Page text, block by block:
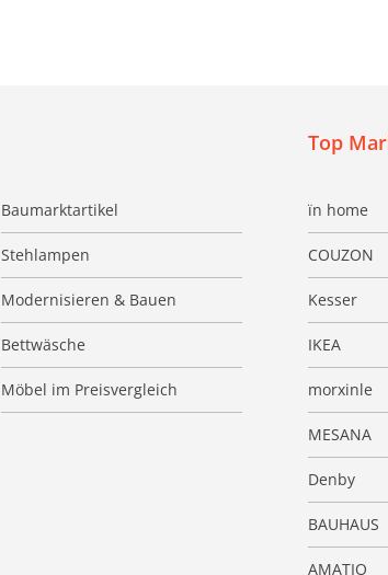
Baumarktartikel
Stehlampen
Modernisieren & Bauen
Bettwäsche
Möbel im Preisvergleich
Top
ïn home
COUZON
Kesser
IKEA
morxinle
MESANA
Denby
BAUHAUS
AMATIO